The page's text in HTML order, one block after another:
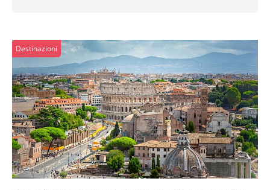
Destinazioni